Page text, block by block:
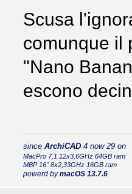
Scusa
comunque il
"Nano
escono
since ArchiCAD4 now 29 on
MacPro 7,1 12x3,6GHz 64GB ram
MBP 16" 8x2,33GHz 16GB ram
powerd bymacOS 13.7.6